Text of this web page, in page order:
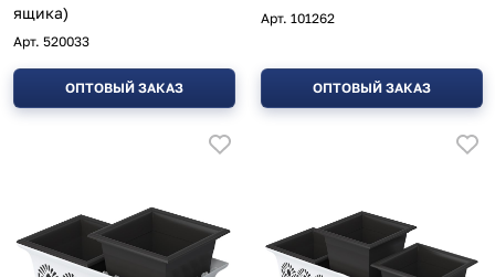
ящика)
Арт. 520033
ОПТОВЫЙ ЗАКАЗ
Арт. 101262
ОПТОВЫЙ ЗАКАЗ